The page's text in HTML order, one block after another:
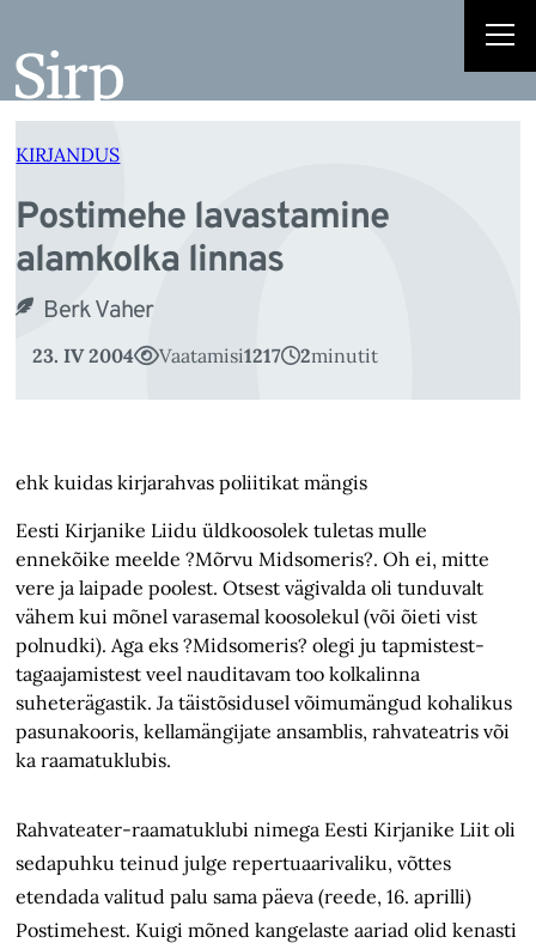
juurde
KIRJANDUS
Postimehe lavastamine
alamkolka linnas
Berk Vaher
23. IV 2004 Vaatamisi1217 2minutit
ehk kuidas kirjarahvas poliitikat mängis
Eesti Kirjanike Liidu üldkoosolek tuletas mulle
ennekõike meelde ?Mõrvu Midsomeris?. Oh ei, mitte
vere ja laipade poolest. Otsest vägivalda oli tunduvalt
vähem kui mõnel varasemal koosolekul (või õieti vist
polnudki). Aga eks ?Midsomeris? olegi ju tapmistest-
tagaajamistest veel nauditavam too kolkalinna
suheterägastik. Ja täistõsidusel võimumängud kohalikus
pasunakooris, kellamängijate ansamblis, rahvateatris või
ka raamatuklubis.
Rahvateater-raamatuklubi nimega Eesti Kirjanike Liit oli
sedapuhku teinud julge repertuaarivaliku, võttes
etendada valitud palu sama päeva (reede, 16. aprilli)
Postimehest. Kuigi mõned kangelaste aariad olid kenasti